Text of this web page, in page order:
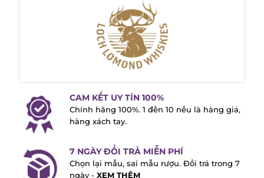
CAM KẾT UY TÍN 100%
Chính hãng 100%. 1 đền 10 nếu là hàng
giả, hàng xách tay.
7 NGÀY ĐỔI TRẢ MIỄN PHÍ
Chọn lại mẫu, sai mẫu rượu. Đổi trả trong
7 ngày -XEM THÊM